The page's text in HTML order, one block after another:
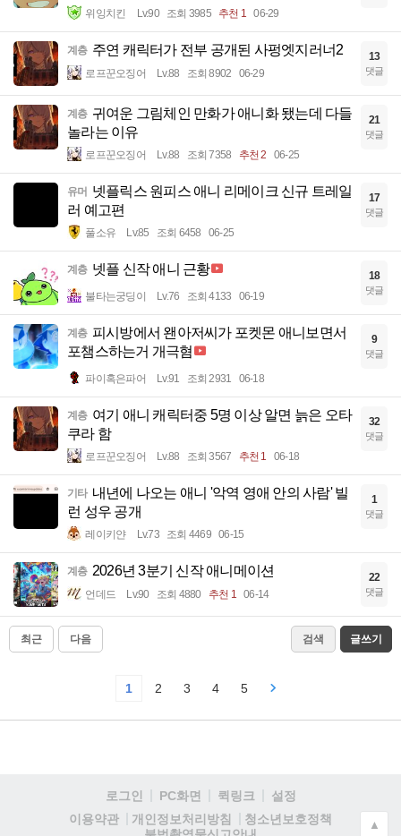
위잉치킨 Lv.90 조회 3985 추천 1 06-29
계층 주연 캐릭터가 전부 공개된 사펑엣지러너2
로프꾼오징어 Lv.88 조회 8902 06-29
13
댓글
계층 귀여운 그림체인 만화가 애니화 됐는데 다들
놀라는 이유
로프꾼오징어 Lv.88 조회 7358 추천 2 06-25
21
댓글
유머 넷플릭스 원피스 애니 리메이크 신규 트레일
러 예고편
풀소유 Lv.85 조회 6458 06-25
17
댓글
계층 넷플 신작 애니 근황
불타는궁딩이 Lv.76 조회 4133 06-19
18
댓글
계층 피시방에서 왠아저씨가 포켓몬 애니보면서
포챔스하는거 개극혐
파이혹은파어 Lv.91 조회 2931 06-18
9
댓글
계층 여기 애니 캐릭터중 5명 이상 알면 늙은 오타
쿠라 함
로프꾼오징어 Lv.88 조회 3567 추천 1 06-18
32
댓글
기타 내년에 나오는 애니 '악역 영애 안의 사람' 빌
런 성우 공개
레이키얀 Lv.73 조회 4469 06-15
1
댓글
계층 2026년 3분기 신작 애니메이션
언데드 Lv.90 조회 4880 추천 1 06-14
22
댓글
최근 다음 검색 글쓰기
1 2 3 4 5
로그인 PC화면 퀵링크
설정
이용약관
개인정보처리방침
청소년보호정책
▲